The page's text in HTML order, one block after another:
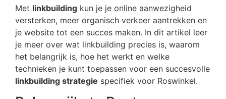
Met linkbuilding kun je je online aanwezigheid
versterken, meer organisch verkeer aantrekken en
je website tot een succes maken. In dit artikel leer
je meer over wat linkbuilding precies is, waarom
het belangrijk is, hoe het werkt en welke
technieken je kunt toepassen voor een succesvolle
linkbuilding strategie specifiek voor Roswinkel.